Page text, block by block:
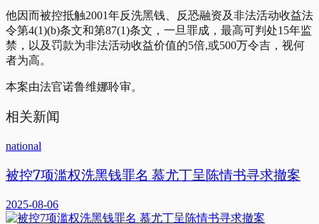
他因而被控抵触2001年反洗黑钱、反恐融资及非法活动收益法
令第4(1)(b)条文和第87(1)条文，一旦罪成，最高可判处15年监
禁，以及罚款为非法活动收益价值的5倍,或500万令吉，视何
者为高。
本案由法官诺鲁维娜聆审。
相关新闻
national
被控7项滥权洗黑钱罪名 慕尤丁呈陈情书寻求撤案
2025-08-06